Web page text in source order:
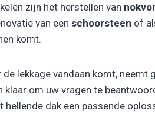
zijn het herstellen van
van een schoorsteen of
komt.
lekkage vandaan komt, neemt
klaar om uw vragen te
hellende dak een passende